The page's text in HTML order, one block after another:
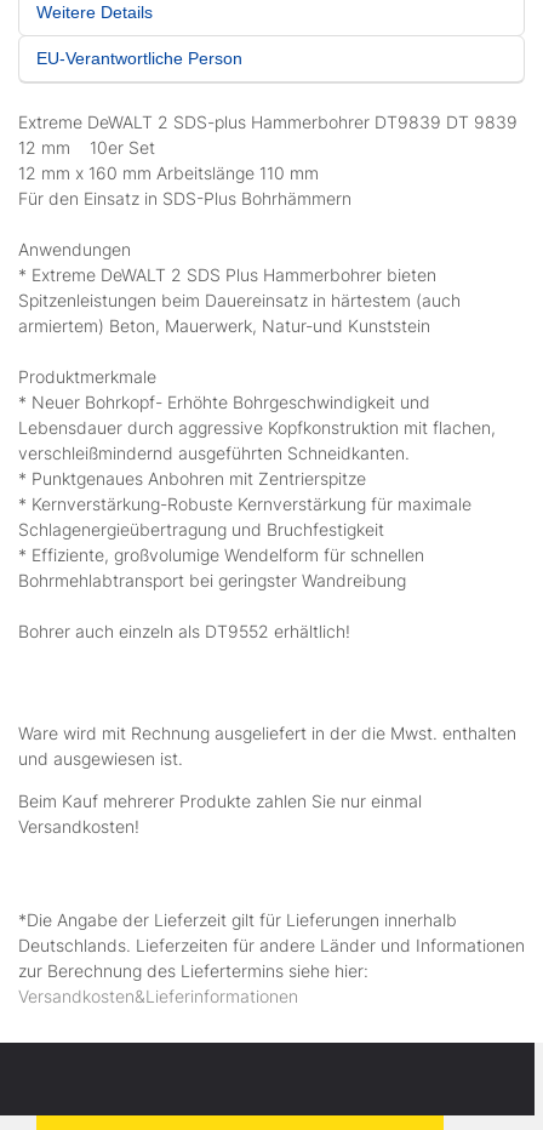
Weitere Details
EU-Verantwortliche Person
Extreme DeWALT 2 SDS-plus Hammerbohrer DT9839 DT 9839
12 mm 10er Set
12 mm x 160 mm Arbeitslänge 110 mm
Für den Einsatz in SDS-Plus Bohrhämmern
Anwendungen
* Extreme DeWALT 2 SDS Plus Hammerbohrer bieten
Spitzenleistungen beim Dauereinsatz in härtestem (auch
armiertem) Beton, Mauerwerk, Natur-und Kunststein
Produktmerkmale
* Neuer Bohrkopf- Erhöhte Bohrgeschwindigkeit und
Lebensdauer durch aggressive Kopfkonstruktion mit flachen,
verschleißmindernd ausgeführten Schneidkanten.
* Punktgenaues Anbohren mit Zentrierspitze
* Kernverstärkung-Robuste Kernverstärkung für maximale
Schlagenergieübertragung und Bruchfestigkeit
* Effiziente, großvolumige Wendelform für schnellen
Bohrmehlabtransport bei geringster Wandreibung
Bohrer auch einzeln als DT9552 erhältlich!
Ware wird mit Rechnung ausgeliefert in der die Mwst. enthalten
und ausgewiesen ist.
Beim Kauf mehrerer Produkte zahlen Sie nur einmal
Versandkosten!
*Die Angabe der Lieferzeit gilt für Lieferungen innerhalb
Deutschlands. Lieferzeiten für andere Länder und Informationen
zur Berechnung des Liefertermins siehe hier:
Versandkosten&Lieferinformationen